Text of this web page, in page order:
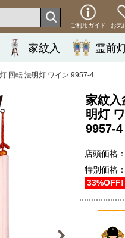
ご利用ガイド お気
家紋入 霊前
回転 法明灯 ワイン 9957-4
家紋入
明灯
9957-4
店頭価格：
特別価格：
33%OFF!